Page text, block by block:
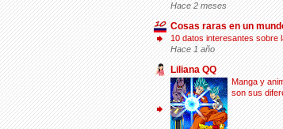
Hace 2 meses
Cosas raras en un
10 datos interesantes sobre
Hace 1 año
Liliana QQ
Manga y
son sus